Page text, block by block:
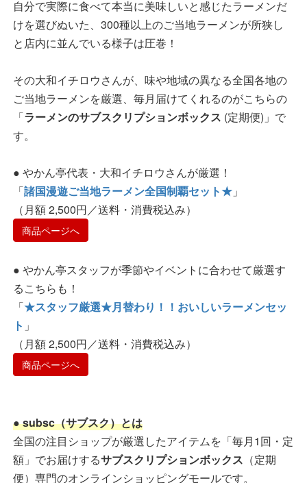
自分で実際に食べて本当に美味しいと感じたラーメンだ
けを選びぬいた、300種以上のご当地ラーメンが所狭し
と店内に並んでいる様子は圧巻！
その大和イチロウさんが、味や地域の異なる全国各地の
ご当地ラーメンを厳選、毎月届けてくれるのがこちらの
「ラーメンのサブスクリプションボックス (定期便)」で
す。
● やかん亭代表・大和イチロウさんが厳選！
「諸国漫遊ご当地ラーメン全国制覇セット★ 」
（月額 2,500円／送料・消費税込み）
商品ページへ
● やかん亭スタッフが季節やイベントに合わせて厳選す
るこちらも！
「★スタッフ厳選★月替わり！！おいしいラーメンセッ
ト 」
（月額 2,500円／送料・消費税込み）
商品ページへ
● subsc（サブスク）とは
全国の注目ショップが厳選したアイテムを「毎月1回・定
額」でお届けするサブスクリプションボックス （定期
便）専門のオンラインショッピングモールです。